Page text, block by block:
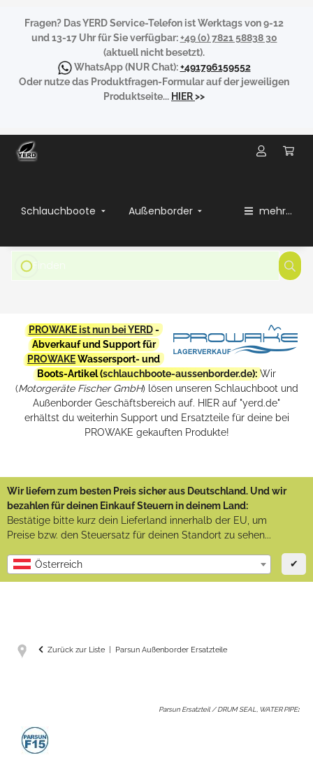
Fragen? Das YERD Service-Telefon ist Werktags von 9-12
und 13-17 Uhr für Sie verfügbar:+49 (0) 7821 58838 30
(aktuell nicht besetzt).
WhatsApp(NUR Chat):+491796159552
Oder nutze das Produktfragen-Formular auf der jeweiligen
Produktseite... HIER>>
Schlauchboote Außenborder mehr...
PROWAKE ist nun bei YERD-
Abverkauf und Support für
PROWAKEWassersport- und
Boots-Artikel (schlauchboote-aussenborder.de): Wir
(Motorgeräte Fischer GmbH) lösen unseren Schlauchboot und
Außenborder Geschäftsbereich auf. HIER auf "yerd.de"
erhältst du weiterhin Support und Ersatzteile für deine bei
PROWAKE gekauften Produkte!
Wir liefern zum besten Preis sicher aus Deutschland. Und wir
bezahlen für deinen Einkauf Steuern in deinem Land:
Bestätige bitte kurz dein Lieferland innerhalb der EU, um
Preise bzw. den Steuersatz für deinen Standort zu sehen...
Österreich ✔
Zurück zur Liste Parsun Außenborder Ersatzteile
Parsun Ersatzteil / DRUM SEAL, WATER PIPE: